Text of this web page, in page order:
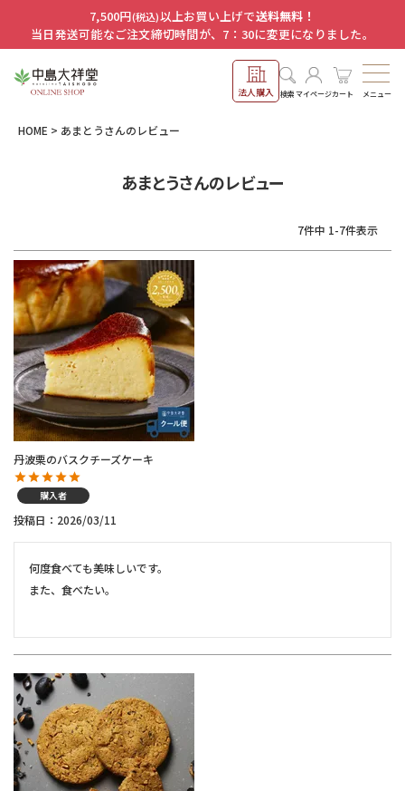
7,500円(税込)以上お買い上げで送料無料！
当日発送可能なご注文締切時間が、7：30に変更になりました。
法人購入 検索マイページカート メニュー
HOME あまとうさんのレビュー
あまとうさんのレビュー
7件中 1-7件表示
丹波栗のバスクチーズケーキ
購入者
投稿日 2026/03/11
何度食べても美味しいです。
また、食べたい。